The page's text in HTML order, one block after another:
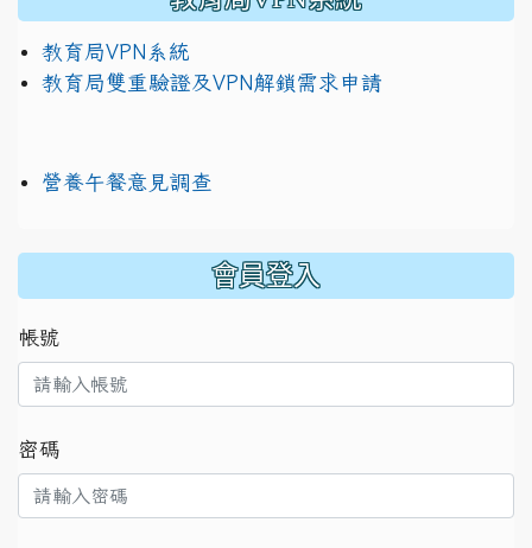
教育局VPN系統
教育局雙重驗證及VPN解鎖需求申請
營養午餐意見調查
會員登入
帳號
密碼